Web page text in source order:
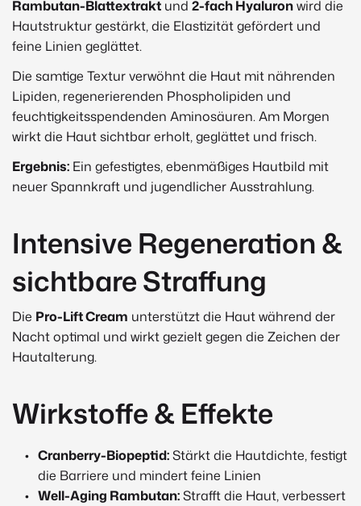
Rambutan-Blattextrakt und 2-fach Hyaluronwird die
Hautstruktur gestärkt, die Elastizität gefördert und
feine Linien geglättet.
Die samtige Textur verwöhnt die Haut mit nährenden
Lipiden, regenerierenden Phospholipiden und
feuchtigkeitsspendenden Aminosäuren. Am Morgen
wirkt die Haut sichtbar erholt, geglättet und frisch.
Ergebnis: Ein gefestigtes, ebenmäßiges Hautbild mit
neuer Spannkraft und jugendlicher Ausstrahlung.
Intensive Regeneration &
sichtbare Straffung
Die Pro-Lift Cream unterstützt die Haut während der
Nacht optimal und wirkt gezielt gegen die Zeichen der
Hautalterung.
Wirkstoffe & Effekte
Cranberry-Biopeptid:Stärkt die Hautdichte, festigt
die Barriere und mindert feine Linien
Well-Aging Rambutan:Strafft die Haut, verbessert